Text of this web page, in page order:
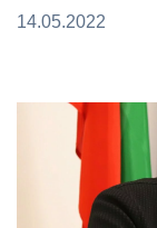
14.05.2022